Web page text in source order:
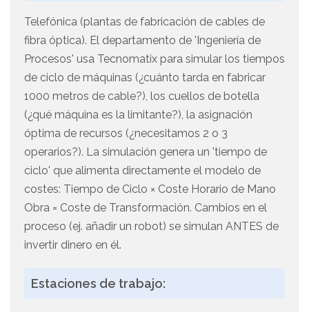
Telefónica (plantas de fabricación de cables de
fibra óptica). El departamento de 'Ingeniería de
Procesos' usa Tecnomatix para simular los tiempos
de ciclo de máquinas (¿cuánto tarda en fabricar
1000 metros de cable?), los cuellos de botella
(¿qué máquina es la limitante?), la asignación
óptima de recursos (¿necesitamos 2 o 3
operarios?). La simulación genera un 'tiempo de
ciclo' que alimenta directamente el modelo de
costes: Tiempo de Ciclo × Coste Horario de Mano
Obra = Coste de Transformación. Cambios en el
proceso (ej. añadir un robot) se simulan ANTES de
invertir dinero en él.
Estaciones de trabajo: